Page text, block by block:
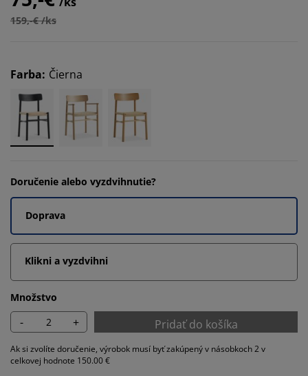
159,-€ /ks
Farba: Čierna
Doručenie alebo vyzdvihnutie?
Doprava
Klikni a vyzdvihni
Množstvo
- + Pridať do košíka
Ak si zvolíte doručenie, výrobok musí byť zakúpený v násobkoch 2 v
celkovej hodnote 150.00 €